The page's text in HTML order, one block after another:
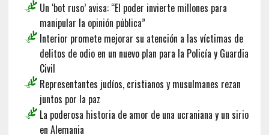
Un ‘bot ruso’ avisa: “El poder invierte millones para
manipular la opinión pública”
Interior promete mejorar su atención a las víctimas de
delitos de odio en un nuevo plan para la Policía y Guardia
Civil
Representantes judíos, cristianos y musulmanes rezan
juntos por la paz
La poderosa historia de amor de una ucraniana y un sirio
en Alemania